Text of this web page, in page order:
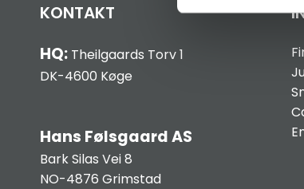
KONTAKT
HQ:Theilgaards Torv 1
DK-4600 Køge
Hans Følsgaard AS
Bark Silas Vei 8
NO-4876 Grimstad